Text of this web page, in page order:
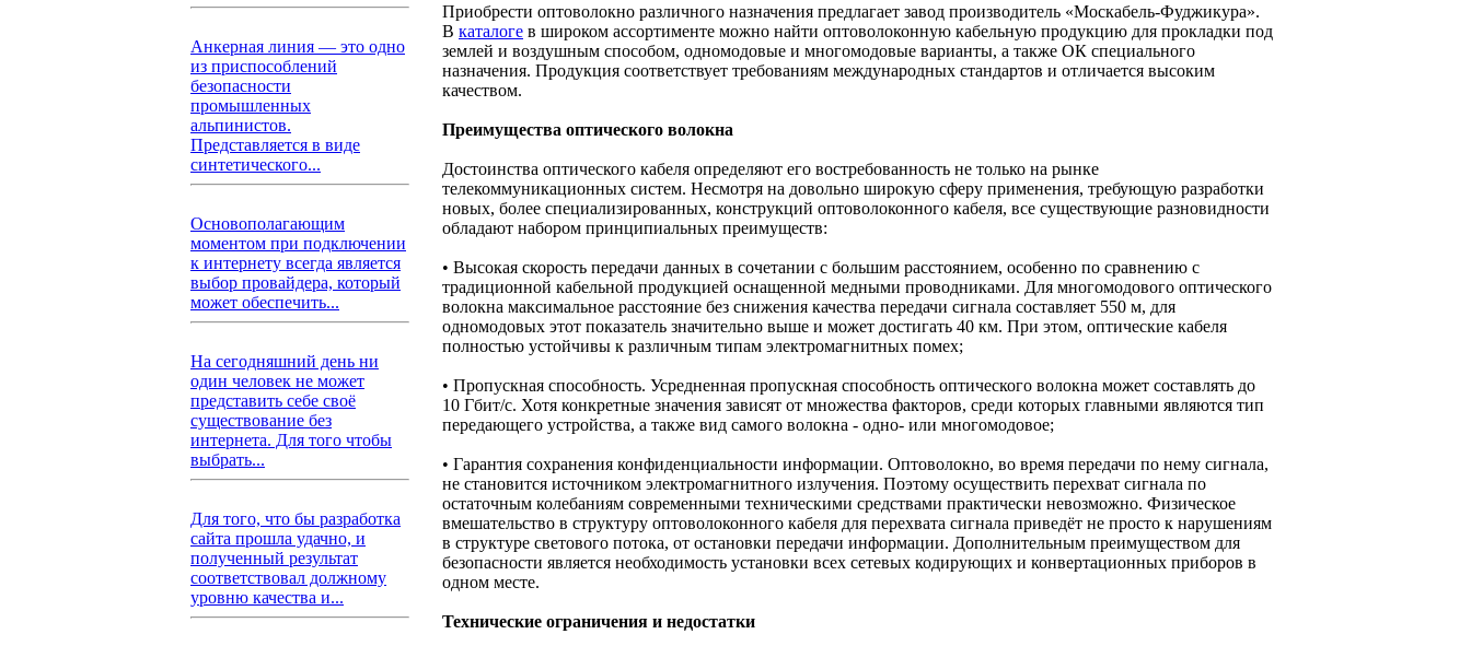
Анкерная линия — это одно
из приспособлений
безопасности
промышленных
альпинистов.
Представляется в виде
синтетического...
Основополагающим
моментом при подключении
к интернету всегда является
выбор провайдера, который
может обеспечить...
На сегодняшний день ни
один человек не может
представить себе своё
существование без
интернета. Для того чтобы
выбрать...
Для того, что бы разработка
сайта прошла удачно, и
полученный результат
соответствовал должному
уровню качества и...
Приобрести оптоволокно различного назначения предлагает завод производитель «Москабель-Фуджикура».
В каталоге в широком ассортименте можно найти оптоволоконную кабельную продукцию для прокладки под
землей и воздушным способом, одномодовые и многомодовые варианты, а также ОК специального
назначения. Продукция соответствует требованиям международных стандартов и отличается высоким
качеством.
Преимущества оптического волокна
Достоинства оптического кабеля определяют его востребованность не только на рынке
телекоммуникационных систем. Несмотря на довольно широкую сферу применения, требующую разработки
новых, более специализированных, конструкций оптоволоконного кабеля, все существующие разновидности
обладают набором принципиальных преимуществ:
• Высокая скорость передачи данных в сочетании с большим расстоянием, особенно по сравнению с
традиционной кабельной продукцией оснащенной медными проводниками. Для многомодового оптического
волокна максимальное расстояние без снижения качества передачи сигнала составляет 550 м, для
одномодовых этот показатель значительно выше и может достигать 40 км. При этом, оптические кабеля
полностью устойчивы к различным типам электромагнитных помех;
• Пропускная способность. Усредненная пропускная способность оптического волокна может составлять до
10 Гбит/с. Хотя конкретные значения зависят от множества факторов, среди которых главными являются тип
передающего устройства, а также вид самого волокна - одно- или многомодовое;
• Гарантия сохранения конфиденциальности информации. Оптоволокно, во время передачи по нему сигнала,
не становится источником электромагнитного излучения. Поэтому осуществить перехват сигнала по
остаточным колебаниям современными техническими средствами практически невозможно. Физическое
вмешательство в структуру оптоволоконного кабеля для перехвата сигнала приведёт не просто к нарушениям
в структуре светового потока, от остановки передачи информации. Дополнительным преимуществом для
безопасности является необходимость установки всех сетевых кодирующих и конвертационных приборов в
одном месте.
Технические ограничения и недостатки